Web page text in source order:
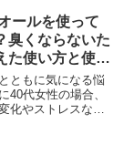
ます。美しく健康
は、質の高いスキ
が大切です。ノー
なたの美容ライフ
、最高の製品を提
ールを使って
臭くならないた
た使い方と使用
ともに気になる悩
40代女性の場合、
化やストレスなど